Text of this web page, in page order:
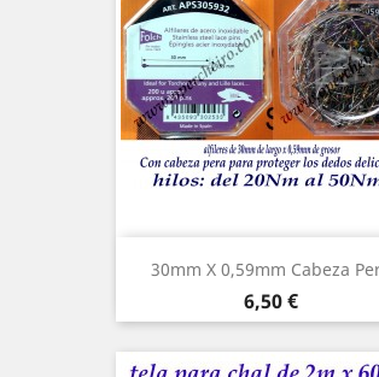
30mm X 0,59mm Cabeza
Precio
6,50 €